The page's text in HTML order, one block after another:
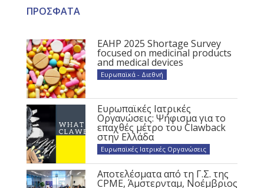
ΠΡΟΣΦΑΤΑ
EAHP 2025 Shortage Survey
focused on medicinal products
and medical devices
Ευρωπαϊκά - Διεθνή
Ευρωπαϊκές Ιατρικές
Οργανώσεις: Ψήφισμα για το
επαχθές μέτρο του Clawback
στην Ελλάδα
Ευρωπαϊκές Ιατρικές Οργανώσεις
Αποτελέσματα από τη Γ.Σ. της
CPME, Άμστερνταμ, Νοέμβριος